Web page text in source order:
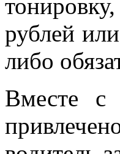
рублей
либо
Вместе с